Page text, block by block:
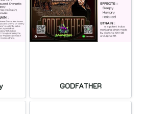
GODFATHER